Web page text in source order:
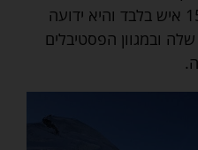
דקות מויספ והיא בית ל-1500 איש בלבד והיא ידועה
ובמגוון הפסטיבלים